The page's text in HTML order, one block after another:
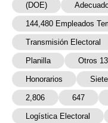
(DOE)
144,480 Empleados
Transmisión Electoral
Planilla Otros
Honorarios
2,806 647
Logística Electoral